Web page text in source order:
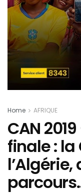
Home AFRIQUE
CAN
finale : la